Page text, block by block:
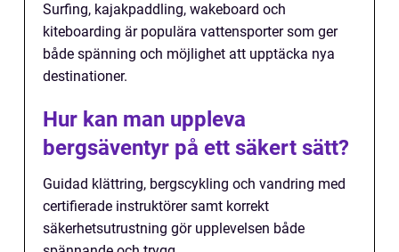
Surfing, kajakpaddling, wakeboard och
kiteboarding är populära vattensporter som ger
både spänning och möjlighet att upptäcka nya
destinationer.
Hur kan man uppleva
bergsäventyr på ett säkert sätt?
Guidad klättring, bergscykling och vandring med
certifierade instruktörer samt korrekt
säkerhetsutrustning gör upplevelsen både